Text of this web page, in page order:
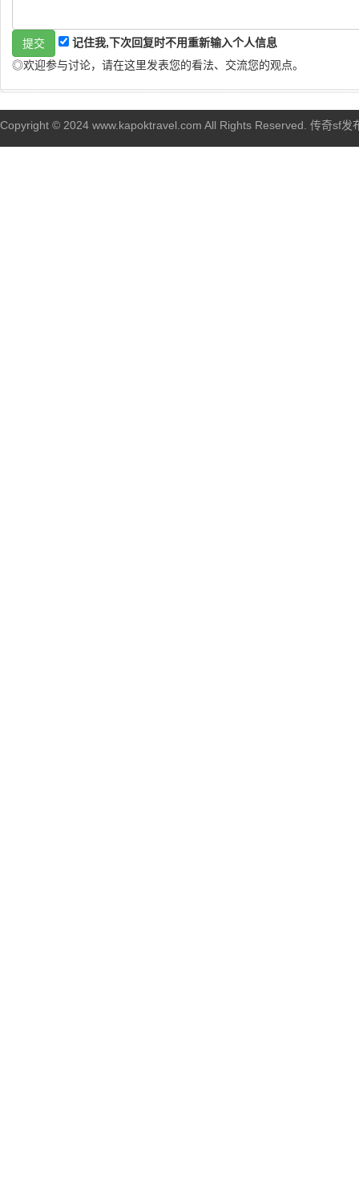
记住我,下次回复时不用重新输入个人信息
◎欢迎参与讨论，请在这里发表您的看法、交流您的观点。
Copyright © 2024 www.kapoktravel.com All Rights Reserved. 传奇sf发